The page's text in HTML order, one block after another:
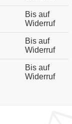
Bis auf
Widerruf
Bis auf
Widerruf
Bis auf
Widerruf